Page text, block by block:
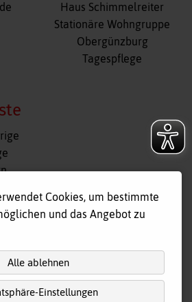
Haus Schimmelreiter
Stationäre Wohngruppe
Obergünzburg
Tagespflege
Cookies, um bestimmte
und das Angebot zu
Alle ablehnen
Einstellungen